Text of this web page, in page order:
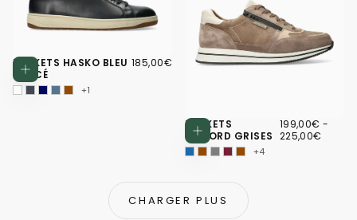
Choisissez des options
BASKETS HASKO BLEU
FONCÉ
185,00€
PRIX
185,00€
+1
Choisissez
BASKETS
GILFORD GRISES
199,00€
PRIX
MINIMUM
199,00€ -
225,00€
+4
CHARGER PLUS